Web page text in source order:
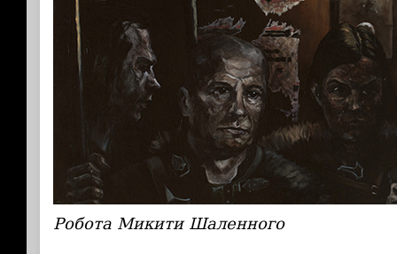
Робота Микити Шаленного